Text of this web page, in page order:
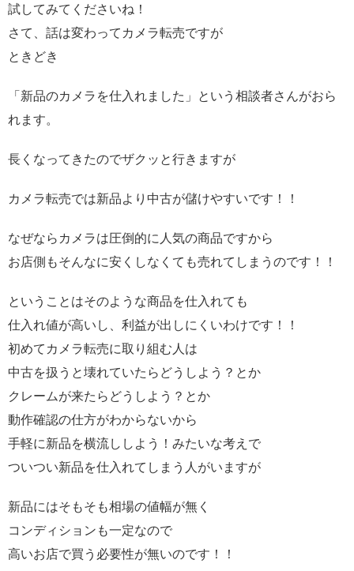
試してみてくださいね！
さて、話は変わってカメラ転売ですが
ときどき
「新品のカメラを仕入れました」という相談者さんがおら
れます。
長くなってきたのでザクッと行きますが
カメラ転売では新品より中古が儲けやすいです！！
なぜならカメラは圧倒的に人気の商品ですから
お店側もそんなに安くしなくても売れてしまうのです！！
ということはそのような商品を仕入れても
仕入れ値が高いし、利益が出しにくいわけです！！
初めてカメラ転売に取り組む人は
中古を扱うと壊れていたらどうしよう？とか
クレームが来たらどうしよう？とか
動作確認の仕方がわからないから
手軽に新品を横流ししよう！みたいな考えで
ついつい新品を仕入れてしまう人がいますが
新品にはそもそも相場の値幅が無く
コンディションも一定なので
高いお店で買う必要性が無いのです！！